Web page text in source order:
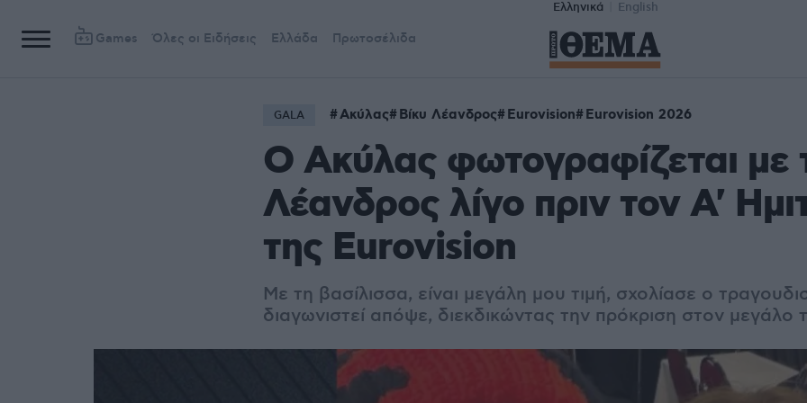
Ελληνικά English
Games Όλες οι Ειδήσεις Ελλάδα Πρωτοσέλιδα
GALA Ακύλας Βίκυ Λέανδρος Eurovision Eurovision 2026
Ο Ακύλας φωτογραφίζεται με
Λέανδρος λίγο πριν τον Α'
της Eurovision
Με τη βασίλισσα, είναι μεγάλη μου τιμή, σχολίασε ο
διαγωνιστεί απόψε, διεκδικώντας την πρόκριση στον μεγάλο